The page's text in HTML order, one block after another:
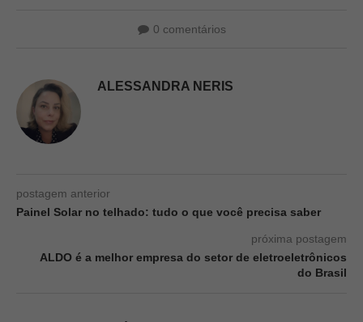
0 comentários
ALESSANDRA NERIS
postagem anterior
Painel Solar no telhado: tudo o que você precisa saber
próxima postagem
ALDO é a melhor empresa do setor de eletroeletrônicos
do Brasil